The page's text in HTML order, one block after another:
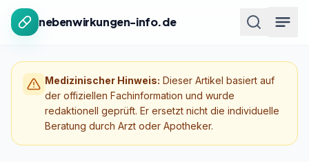
Zum Inhalt springen
nebenwirkungen-info.de
Medizinischer Hinweis: Dieser Artikel basiert auf
der offiziellen Fachinformation und wurde
redaktionell geprüft. Er ersetzt nicht die individuelle
Beratung durch Arzt oder Apotheker.